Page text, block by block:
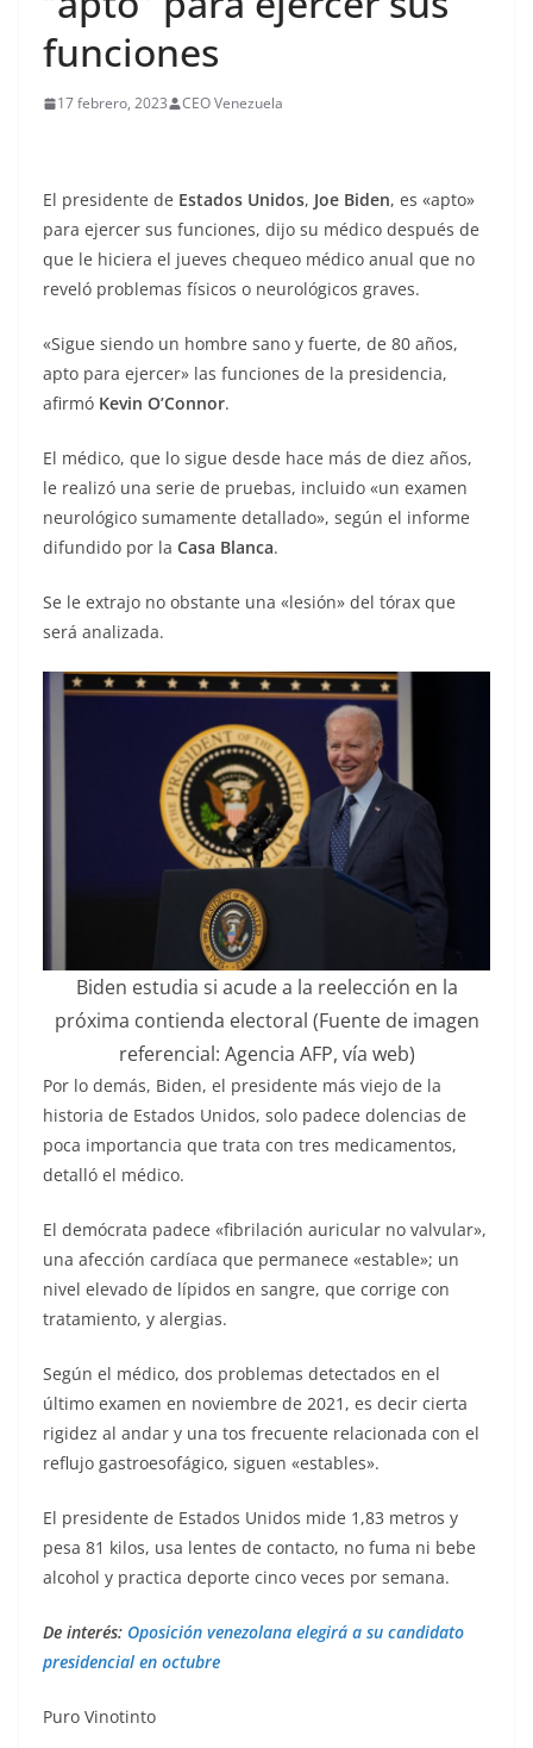
funciones
17 febrero, 2023 CEO Venezuela
El presidente de Estados Unidos, Joe Biden, es «apto»
para ejercer sus funciones, dijo su médico después de
que le hiciera el jueves chequeo médico anual que no
reveló problemas físicos o neurológicos graves.
«Sigue siendo un hombre sano y fuerte, de 80 años,
apto para ejercer» las funciones de la presidencia,
afirmó Kevin O’Connor.
El médico, que lo sigue desde hace más de diez años,
le realizó una serie de pruebas, incluido «un examen
neurológico sumamente detallado», según el informe
difundido por la Casa Blanca.
Se le extrajo no obstante una «lesión» del tórax que
será analizada.
Biden estudia si acude a la reelección en la
próxima contienda electoral (Fuente de imagen
referencial: Agencia AFP, vía web)
Por lo demás, Biden, el presidente más viejo de la
historia de Estados Unidos, solo padece dolencias de
poca importancia que trata con tres medicamentos,
detalló el médico.
El demócrata padece «fibrilación auricular no valvular»,
una afección cardíaca que permanece «estable»; un
nivel elevado de lípidos en sangre, que corrige con
tratamiento, y alergias.
Según el médico, dos problemas detectados en el
último examen en noviembre de 2021, es decir cierta
rigidez al andar y una tos frecuente relacionada con el
reflujo gastroesofágico, siguen «estables».
El presidente de Estados Unidos mide 1,83 metros y
pesa 81 kilos, usa lentes de contacto, no fuma ni bebe
alcohol y practica deporte cinco veces por semana.
De interés: Oposición venezolana elegirá a su candidato
presidencial en octubre
Puro Vinotinto